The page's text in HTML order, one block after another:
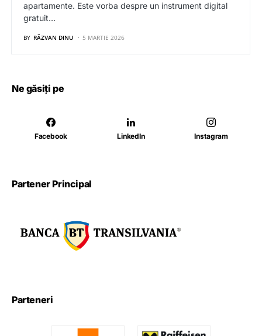
apartamente. Este vorba despre un instrument digital
gratuit…
BY RĂZVAN DINU 5 MARTIE 2026
Ne găsiți pe
Facebook LinkedIn Instagram
Partener Principal
Parteneri